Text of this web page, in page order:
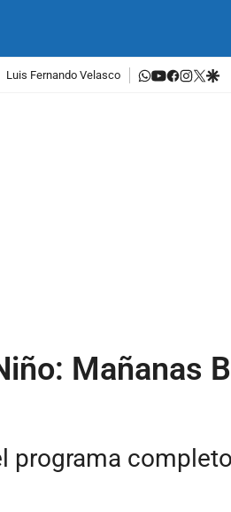
Luis Fernando Velasco whatsapp
youtube
facebook
Mañanas
programa